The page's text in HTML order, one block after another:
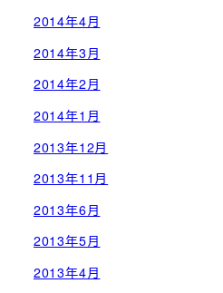
2014年4月
2014年3月
2014年2月
2014年1月
2013年12月
2013年11月
2013年6月
2013年5月
2013年4月